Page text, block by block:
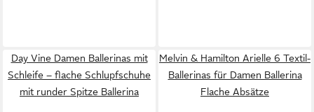
Day Vine Damen Ballerinas mit
Schleife – flache Schlupfschuhe
mit runder Spitze Ballerina
Melvin & Hamilton Arielle 6 Textil-
Ballerinas für Damen Ballerina
Flache Absätze